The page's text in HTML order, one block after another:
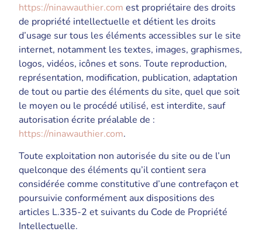
https://ninawauthier.com est propriétaire des droits
de propriété intellectuelle et détient les droits
d’usage sur tous les éléments accessibles sur le site
internet, notamment les textes, images, graphismes,
logos, vidéos, icônes et sons. Toute reproduction,
représentation, modification, publication, adaptation
de tout ou partie des éléments du site, quel que soit
le moyen ou le procédé utilisé, est interdite, sauf
autorisation écrite préalable de :
https://ninawauthier.com.
Toute exploitation non autorisée du site ou de l’un
quelconque des éléments qu’il contient sera
considérée comme constitutive d’une contrefaçon et
poursuivie conformément aux dispositions des
articles L.335-2 et suivants du Code de Propriété
Intellectuelle.